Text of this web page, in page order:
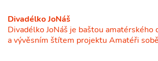
Divadélko JoNáš
Divadélko JoNáš je baštou amatérského
a vývěsním štítem projektu Amatéři